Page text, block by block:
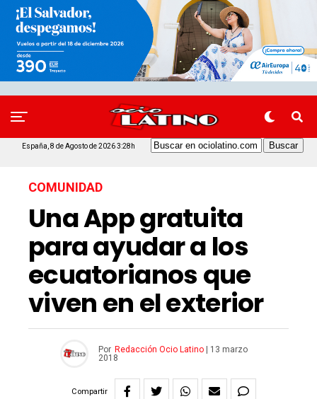
España, 8 de Agosto de 2026 3:28h
COMUNIDAD
Una App gratuita
para ayudar a los
ecuatorianos que
viven en el exterior
Por Redacción Ocio Latino
13 marzo
2018
Compartir